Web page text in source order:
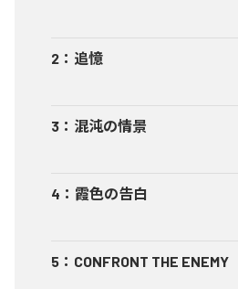
2 ： 追憶
3 ： 混沌の情景
4 ： 霞色の告白
5 ： CONFRONT THE ENEMY